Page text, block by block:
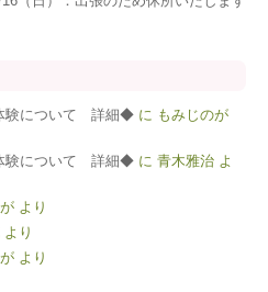
験について 詳細◆ に もみじのが
験について 詳細◆ に 青木雅治 よ
より
より
より